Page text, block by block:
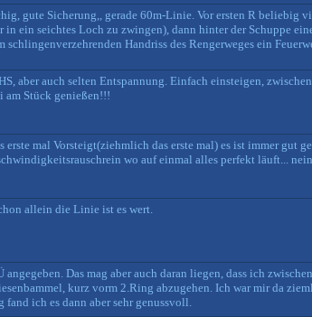
gute Sicherung,, gerade 60m-Linie. Vor ersten R
ein seichtes Loch zu zwingen), dann hinter der Schuppe
Handriss des Rengerweges ein
aber auch selten Entspannung. Einfach einsteigen,
am Stück genießen!!!
erste mal Vorsteigt(ziehmlich das erste mal) es ist immer gut
wo auf einmal alles perfekt läuft...
allein die Linie ist es wert.
Das mag aber auch daran liegen, dass ich
kurz vorm 2.Ring abzugehen. Ich war mir da
ich es dann aber sehr genussvoll.